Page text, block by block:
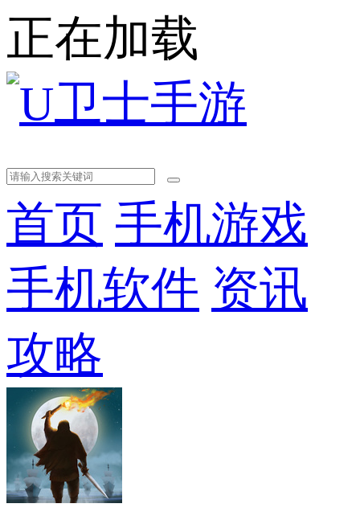
正在加载
首页 手机游戏
手机软件 资讯
攻略